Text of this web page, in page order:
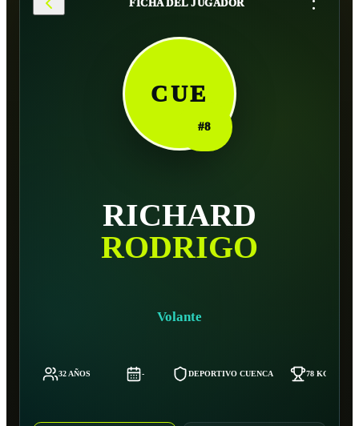
FICHA DEL JUGADOR
CUE
#8
RICHARD
RODRIGO
Volante
32 AÑOS - DEPORTIVO CUENCA 78 KG